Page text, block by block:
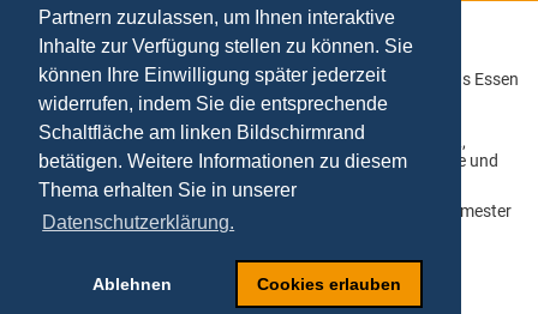
Partnern zuzulassen, um Ihnen interaktive
Inhalte zur Verfügung stellen zu können. Sie
können Ihre Einwilligung später jederzeit
widerrufen, indem Sie die entsprechende
Schaltfläche am linken Bildschirmrand
betätigen. Weitere Informationen zu diesem
Thema erhalten Sie in unserer
Datenschutzerklärung.
Ablehnen Cookies erlauben
Art des Angebots:
Modul
Veranstaltungsort:
Universität Duisburg-Essen, Campus Essen
Veranstaltungstermin:
Sommersemester
Studienbereich:
Master Wirtschaftsinformatik, VWL,
Angewandte Informatik und Märkte und
Unternehmen (jeweils Wahlpflicht)
Veranstaltungstermine:
Diese Vorlesung wird im Sommersemester
2024 nicht angeboten
Digital (Moodle & Zoom)
Ansprechpartner: